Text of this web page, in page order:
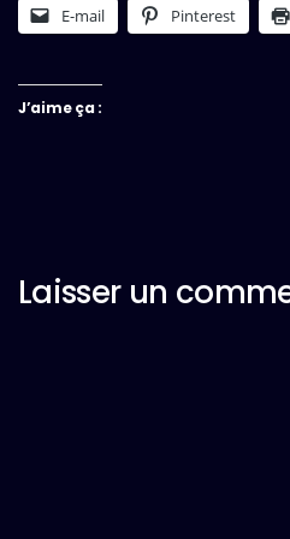
E-mail Pinterest
J’aime ça :
Laisser un